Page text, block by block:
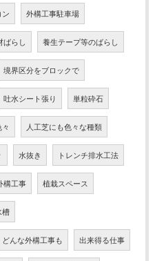
外構工事駐車場
ばらし 養生テープ等のばらし
境界区分をブロックで
吐水シート張り 単粒砕石
人工芝にも色々な種類
水抜き トレンチ排水工法
構工事 植栽スペース
槽
どんな外構工事も 出来得る仕事